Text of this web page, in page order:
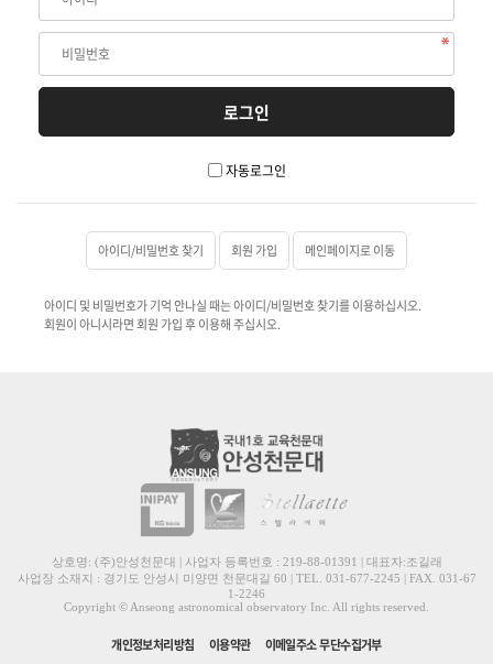
자동로그인
아이디/비밀번호 찾기 회원 가입 메인페이지로 이동
아이디 및 비밀번호가 기억 안나실 때는 아이디/비밀번호 찾기를 이용하십시오.
회원이 아니시라면 회원 가입 후 이용해 주십시오.
상호명: (주)안성천문대 | 사업자 등록번호 : 219-88-01391 | 대표자:조길래
사업장 소재지 : 경기도 안성시 미양면 천문대길 60 | TEL. 031-677-2245 | FAX. 031-67
1-2246
Copyright © Anseong astronomical observatory Inc. All rights reserved.
개인정보처리방침 이용약관 이메일주소 무단수집거부